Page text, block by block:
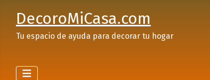
DecoroMiCasa.com
Tu espacio de ayuda para decorar tu hogar